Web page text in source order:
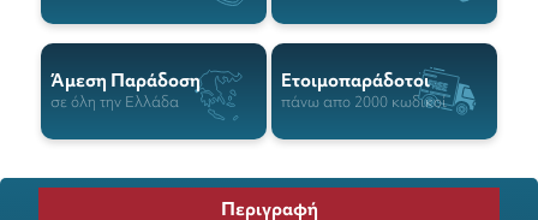
Άμεση Παράδοση
σε όλη την Ελλάδα
Ετοιμοπαράδοτοι
πάνω απο 2000 κωδικοί
Περιγραφή